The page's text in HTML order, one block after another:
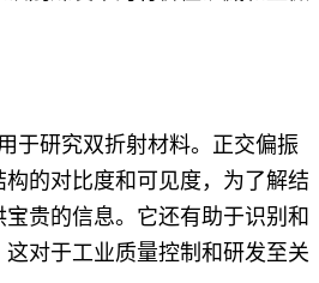
于研究双折射材料。正交偏振
的对比度和可见度，为了解结
贵的信息。它还有助于识别和
对于工业质量控制和研发至关